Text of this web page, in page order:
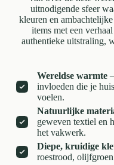
uitnodigende sfeer
kleuren en
items met een
authentieke uitstraling,
Wereldse warmte–
invloeden die je
voelen.
Natuurlijke
geweven textiel en
het vakwerk.
Diepe, kruidige
roestrood,